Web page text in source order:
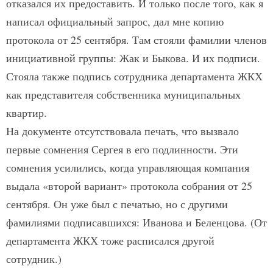
отказался их предоставить. И только после того, как я
написал официальный запрос, дал мне копию
протокола от 25 сентября. Там стояли фамилии членов
инициативной группы: Жак и Быкова. И их подписи.
Стояла также подпись сотрудника департамента ЖКХ
как представителя собственника муниципальных
квартир.
На документе отсутствовала печать, что вызвало
первые сомнения Сергея в его подлинности. Эти
сомнения усилились, когда управляющая компания
выдала «второй вариант» протокола собрания от 25
сентября. Он уже был с печатью, но с другими
фамилиями подписавшихся: Иванова и Беленцова. (От
департамента ЖКХ тоже расписался другой
сотрудник.)